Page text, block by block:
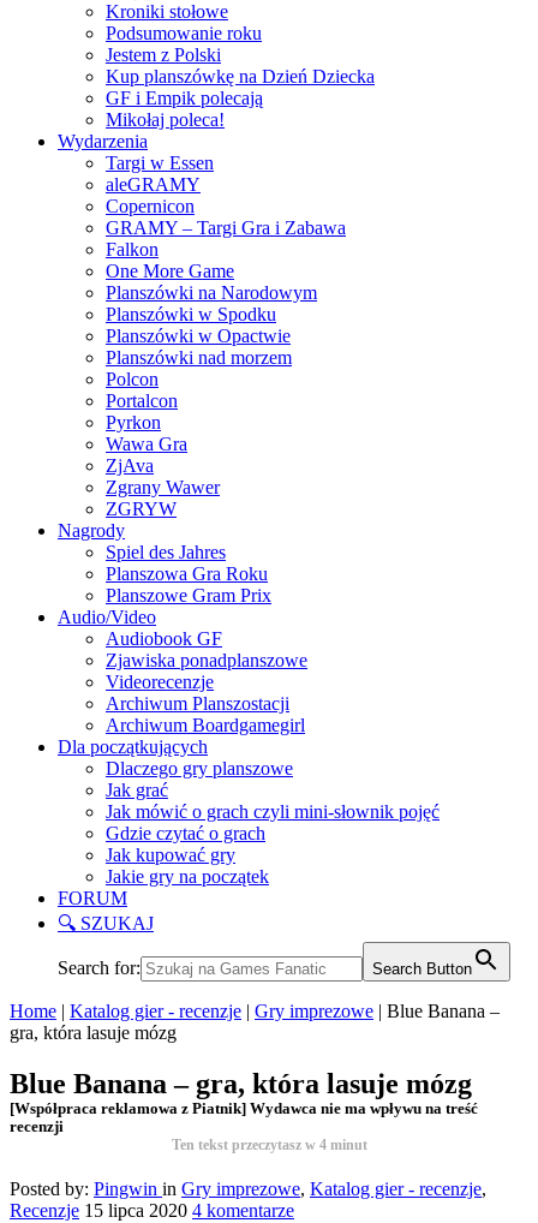
Kroniki stołowe
Podsumowanie roku
Jestem z Polski
Kup planszówkę na Dzień Dziecka
GF i Empik polecają
Mikołaj poleca!
Wydarzenia
Targi w Essen
aleGRAMY
Copernicon
GRAMY – Targi Gra i Zabawa
Falkon
One More Game
Planszówki na Narodowym
Planszówki w Spodku
Planszówki w Opactwie
Planszówki nad morzem
Polcon
Portalcon
Pyrkon
Wawa Gra
ZjAva
Zgrany Wawer
ZGRYW
Nagrody
Spiel des Jahres
Planszowa Gra Roku
Planszowe Gram Prix
Audio/Video
Audiobook GF
Zjawiska ponadplanszowe
Videorecenzje
Archiwum Planszostacji
Archiwum Boardgamegirl
Dla początkujących
Dlaczego gry planszowe
Jak grać
Jak mówić o grach czyli mini-słownik pojęć
Gdzie czytać o grach
Jak kupować gry
Jakie gry na początek
FORUM
🔍 SZUKAJ
Search for: Search Button
Home | Katalog gier - recenzje | Gry imprezowe | Blue Banana –
gra, która lasuje mózg
Blue Banana – gra, która lasuje mózg
[Współpraca reklamowa z Piatnik] Wydawca nie ma wpływu na treść
recenzji
Ten tekst przeczytasz w 4 minut
Posted by: Pingwin in Gry imprezowe, Katalog gier - recenzje,
Recenzje 15 lipca 2020 4 komentarze